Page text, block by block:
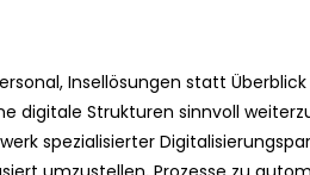
Insellösungen statt
digitale Strukturen sinnvoll
spezialisierter